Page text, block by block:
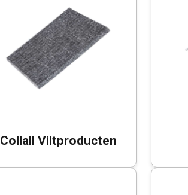
Collall Viltproducten